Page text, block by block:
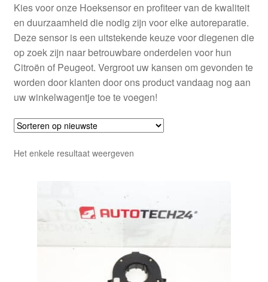
Privacybeleid
Wereldwijde verzending
Winkelwagen
Kies voor onze Hoeksensor en profiteer van de kwaliteit
en duurzaamheid die nodig zijn voor elke autoreparatie.
Deze sensor is een uitstekende keuze voor diegenen die
op zoek zijn naar betrouwbare onderdelen voor hun
Citroën of Peugeot. Vergroot uw kansen om gevonden te
worden door klanten door ons product vandaag nog aan
uw winkelwagentje toe te voegen!
Het enkele resultaat weergeven